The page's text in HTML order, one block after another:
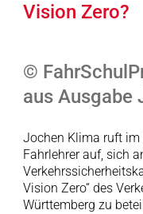
Vision Zero?
©
aus Ausgabe
Jochen Klima ruft im
Fahrlehrer auf, sich
Vision Zero“ des
Württemberg zu